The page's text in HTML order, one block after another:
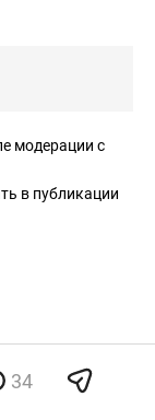
модерации с
в публикации
34